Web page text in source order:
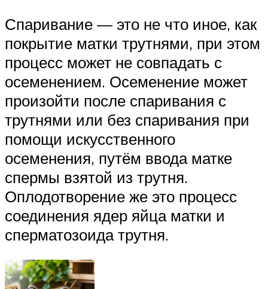
Спаривание — это не что иное, как
покрытие матки трутнями, при этом
процесс может не совпадать с
осеменением. Осеменение может
произойти после спаривания с
трутнями или без спаривания при
помощи искусственного
осеменения, путём ввода матке
спермы взятой из трутня.
Оплодотворение же это процесс
соединения ядер яйца матки и
сперматозоида трутня.